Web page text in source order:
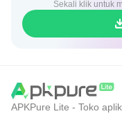
Sekali klik
APKPure Lite - Toko